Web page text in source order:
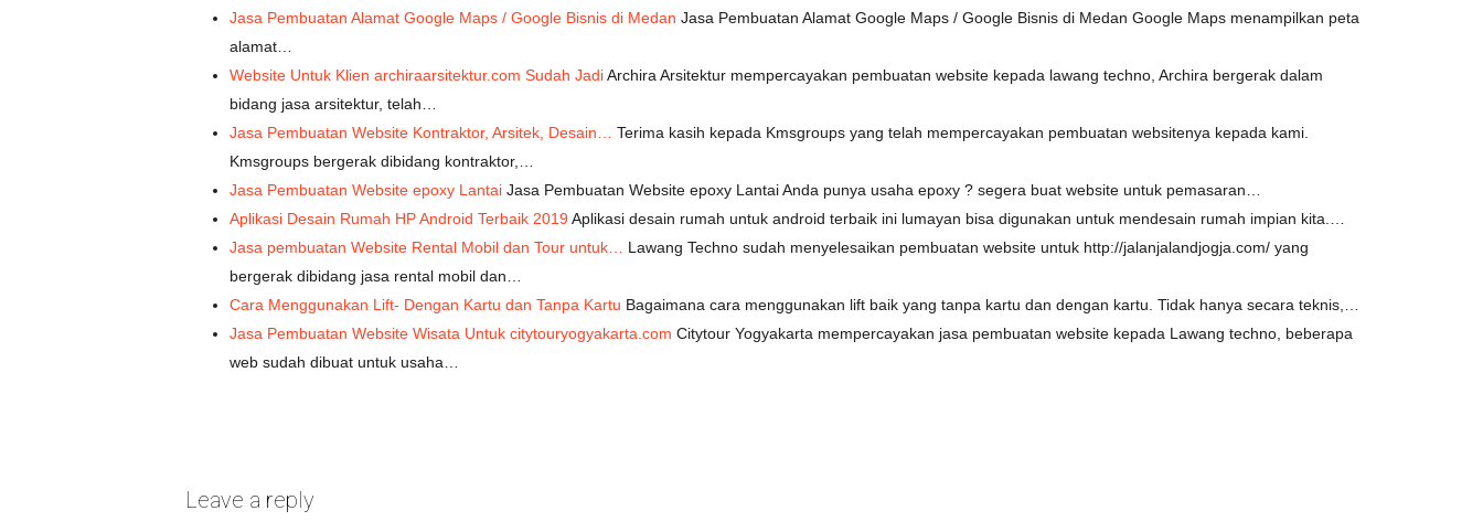
Jasa Pembuatan Alamat Google Maps / Google Bisnis di Medan Jasa Pembuatan Alamat Google Maps / Google Bisnis di Medan Google Maps menampilkan peta
alamat…
Website Untuk Klien archiraarsitektur.com Sudah JadiArchira Arsitektur mempercayakan pembuatan website kepada lawang techno, Archira bergerak dalam
bidang jasa arsitektur, telah…
Jasa Pembuatan Website Kontraktor, Arsitek, Desain… Terima kasih kepada Kmsgroups yang telah mempercayakan pembuatan websitenya kepada kami.
Kmsgroups bergerak dibidang kontraktor,…
Jasa Pembuatan Website epoxy Lantai Jasa Pembuatan Website epoxy Lantai Anda punya usaha epoxy ? segera buat website untuk pemasaran…
Aplikasi Desain Rumah HP Android Terbaik 2019 Aplikasi desain rumah untuk android terbaik ini lumayan bisa digunakan untuk mendesain rumah impian kita.…
Jasa pembuatan Website Rental Mobil dan Tour untuk… Lawang Techno sudah menyelesaikan pembuatan website untuk http://jalanjalandjogja.com/ yang
bergerak dibidang jasa rental mobil dan…
Cara Menggunakan Lift- Dengan Kartu dan Tanpa Kartu Bagaimana cara menggunakan lift baik yang tanpa kartu dan dengan kartu. Tidak hanya secara teknis,…
Jasa Pembuatan Website Wisata Untuk citytouryogyakarta.com Citytour Yogyakarta mempercayakan jasa pembuatan website kepada Lawang techno, beberapa
web sudah dibuat untuk usaha…
Leave a reply